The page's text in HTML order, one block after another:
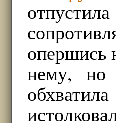
опершись
нему, но